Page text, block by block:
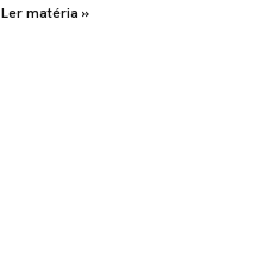
Ler matéria »